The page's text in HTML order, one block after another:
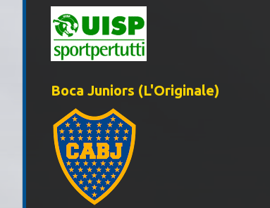
Boca Juniors (L'Originale)